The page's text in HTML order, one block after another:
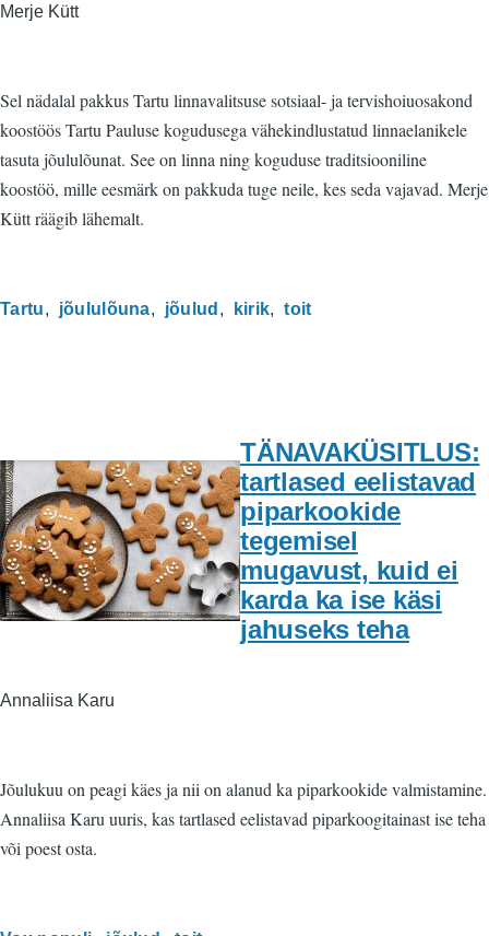
Merje Kütt
Sel nädalal pakkus Tartu linnavalitsuse sotsiaal- ja tervishoiuosakond
koostöös Tartu Pauluse kogudusega vähekindlustatud linnaelanikele
tasuta jõululõunat. See on linna ning koguduse traditsiooniline
koostöö, mille eesmärk on pakkuda tuge neile, kes seda vajavad. Merje
Kütt räägib lähemalt.
Tartu jõululõuna jõulud kirik toit
TÄNAVAKÜSITLUS:
tartlased eelistavad
piparkookide
tegemisel
mugavust, kuid ei
karda ka ise käsi
jahuseks teha
Annaliisa Karu
Jõulukuu on peagi käes ja nii on alanud ka piparkookide valmistamine.
Annaliisa Karu uuris, kas tartlased eelistavad piparkoogitainast ise teha
või poest osta.